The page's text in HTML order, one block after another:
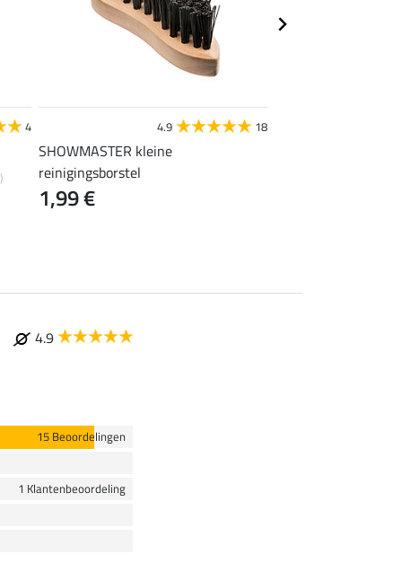
4 4.9 18
SHOWMASTER kleine
reinigingsborstel
1,99 €
4.9
15 Beoordelingen
1 Klantenbeoordeling